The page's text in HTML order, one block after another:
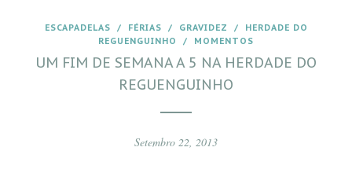
ESCAPADELAS / FÉRIAS / GRAVIDEZ /
HERDADE DO
REGUENGUINHO
/ MOMENTOS
UM FIM DE SEMANA A 5 NA HERDADE DO
REGUENGUINHO
Setembro 22, 2013